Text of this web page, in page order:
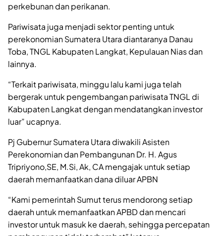
perkebunan dan perikanan.
Pariwisata juga menjadi sektor penting untuk
perekonomian Sumatera Utara diantaranya Danau
Toba, TNGL Kabupaten Langkat, Kepulauan Nias dan
lainnya.
“Terkait pariwisata, minggu lalu kami juga telah
bergerak untuk pengembangan pariwisata TNGL di
Kabupaten Langkat dengan mendatangkan investor
luar” ucapnya.
Pj Gubernur Sumatera Utara diwakili Asisten
Perekonomian dan Pembangunan Dr. H. Agus
Tripriyono,SE, M.Si, Ak, CA mengajak untuk setiap
daerah memanfaatkan dana diluar APBN
“Kami pemerintah Sumut terus mendorong setiap
daerah untuk memanfaatkan APBD dan mencari
investor untuk masuk ke daerah, sehingga percepatan